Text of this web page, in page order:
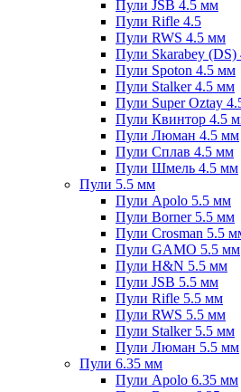
Пули JSB 4.5 мм
Пули Rifle 4.5
Пули RWS 4.5 мм
Пули Skarabey
Пули Spoton 4.5 мм
Пули Stalker 4.5 мм
Пули Super Oztay
Пули Квинтор 4.5
Пули Люман 4.5 мм
Пули Сплав 4.5 мм
Пули Шмель 4.5 мм
Пули 5.5 мм
Пули Apolo 5.5 мм
Пули Borner 5.5 мм
Пули Crosman 5.5
Пули GAMO 5.5 мм
Пули H&N 5.5 мм
Пули JSB 5.5 мм
Пули Rifle 5.5 мм
Пули RWS 5.5 мм
Пули Stalker 5.5 мм
Пули Люман 5.5 мм
Пули 6.35 мм
Пули Apolo 6.35 мм